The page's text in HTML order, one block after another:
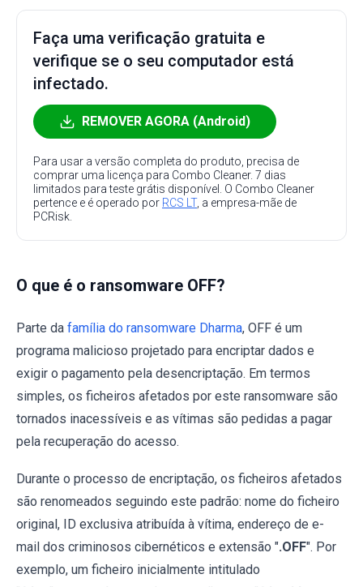
Faça uma verificação gratuita e
verifique se o seu computador está
infectado.
REMOVER AGORA (Android)
Para usar a versão completa do produto, precisa de
comprar uma licença para Combo Cleaner. 7 dias
limitados para teste grátis disponível. O Combo Cleaner
pertence e é operado por RCS LT, a empresa-mãe de
PCRisk.
O que é o ransomware OFF?
Parte da família do ransomware Dharma, OFF é um
programa malicioso projetado para encriptar dados e
exigir o pagamento pela desencriptação. Em termos
simples, os ficheiros afetados por este ransomware são
tornados inacessíveis e as vítimas são pedidas a pagar
pela recuperação do acesso.
Durante o processo de encriptação, os ficheiros afetados
são renomeados seguindo este padrão: nome do ficheiro
original, ID exclusiva atribuída à vítima, endereço de e-
mail dos criminosos cibernéticos e extensão ".OFF". Por
exemplo, um ficheiro inicialmente intitulado